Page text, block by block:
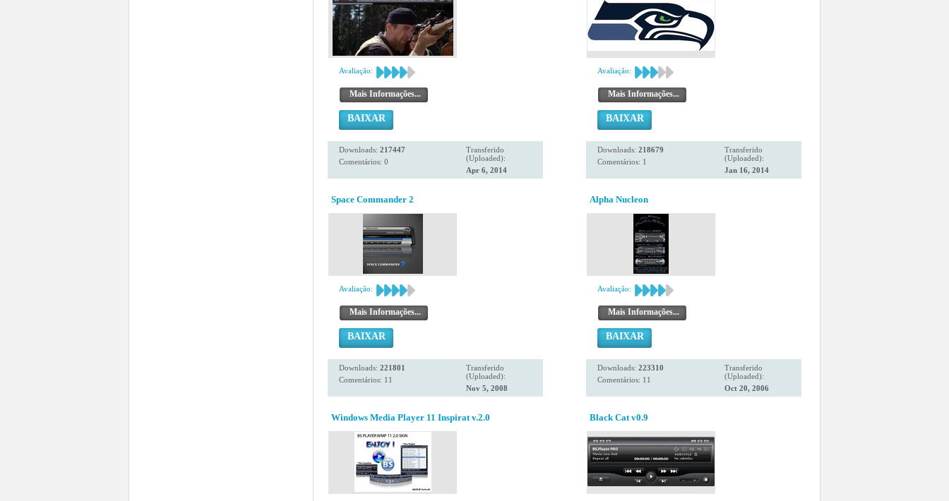
Avaliação:
Mais Informações...
BAIXAR
Downloads: 217447
Comentários: 0
Transferido
(Uploaded):
Apr 6, 2014
Avaliação:
Mais Informações...
BAIXAR
Downloads: 218679
Comentários: 1
Transferido
(Uploaded):
Jan 16, 2014
Space Commander 2
Avaliação:
Mais Informações...
BAIXAR
Downloads: 221801
Comentários: 11
Transferido
(Uploaded):
Nov 5, 2008
Alpha Nucleon
Avaliação:
Mais Informações...
BAIXAR
Downloads: 223310
Comentários: 11
Transferido
(Uploaded):
Oct 20, 2006
Windows Media Player 11 Inspirat v.2.0 Black Cat v0.9